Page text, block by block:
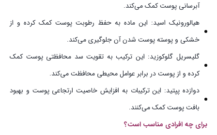
آبرسانی پوست کمک می‌کند.
هیالورونیک اسید: این ماده به حفظ رطوبت پوست کمک کرده و از
خشکی و پوسته‌ پوست شدن آن جلوگیری می‌کند.
گلیسریل گلوکوزید: این ترکیب به تقویت سد محافظتی پوست کمک
کرده و از پوست در برابر عوامل محیطی محافظت می‌کند.
دوازده پپتید: این ترکیبات به افزایش خاصیت ارتجاعی پوست و بهبود
بافت پوست کمک می‌کنند.
برای چه افرادی مناسب است؟